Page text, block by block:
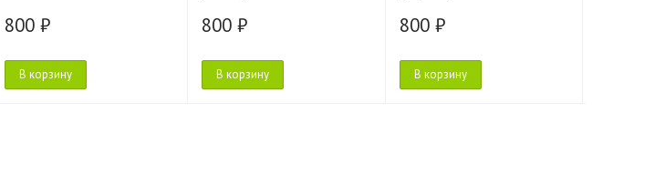
800 ₽
В корзину
800 ₽
В корзину
800 ₽
В корзину